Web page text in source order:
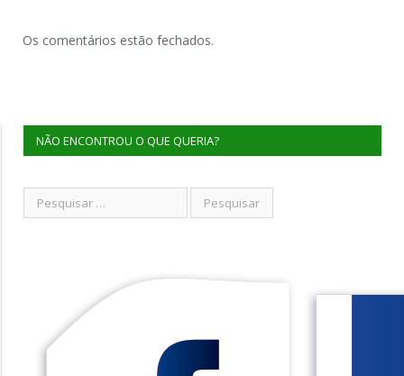
Os comentários estão fechados.
NÃO ENCONTROU O QUE QUERIA?